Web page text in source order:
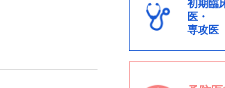
初期臨
医・
専攻医